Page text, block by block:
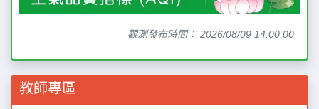
觀測發布時間： 2026/08/09 14:00:00
教師專區